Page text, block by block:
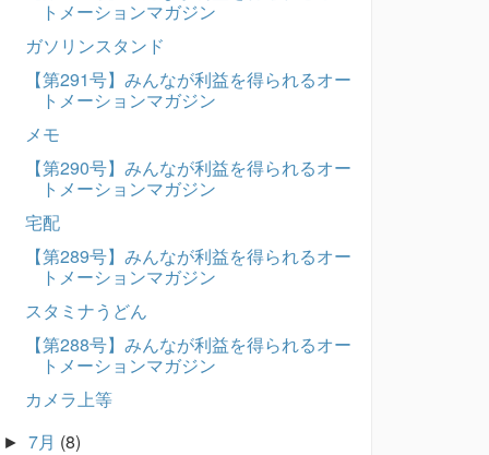
トメーションマガジン
ガソリンスタンド
【第291号】みんなが利益を得られるオー
トメーションマガジン
メモ
【第290号】みんなが利益を得られるオー
トメーションマガジン
宅配
【第289号】みんなが利益を得られるオー
トメーションマガジン
スタミナうどん
【第288号】みんなが利益を得られるオー
トメーションマガジン
カメラ上等
► 7月 (8)